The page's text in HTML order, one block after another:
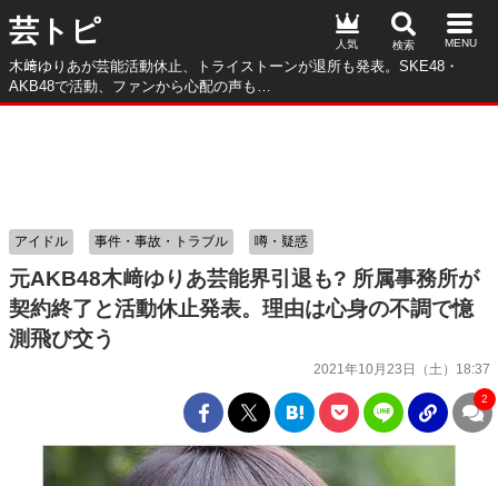
芸トピ
木﨑ゆりあが芸能活動休止、トライストーンが退所も発表。SKE48・
AKB48で活動、ファンから心配の声も…
人気
元AKB48木﨑ゆりあ芸能界引退も? 所属事務所が
契約終了と活動休止発表。理由は心身の不調で憶
測飛び交う
2021年10月23日（土）18:37
アイドル 事件・事故・トラブル 噂・疑惑
2